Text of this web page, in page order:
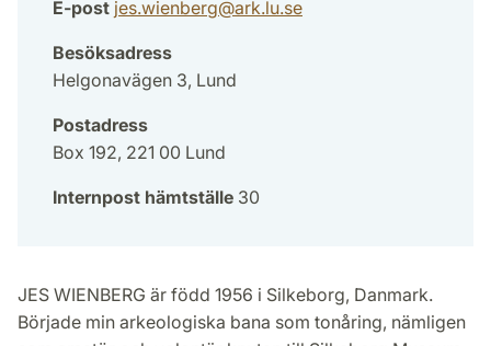
E-post jes.wienberg@ark.lu.se
Besöksadress
Helgonavägen 3, Lund
Postadress
Box 192, 221 00 Lund
Internpost hämtställe 30
JES WIENBERG är född 1956 i Silkeborg, Danmark.
Började min arkeologiska bana som tonåring, nämligen